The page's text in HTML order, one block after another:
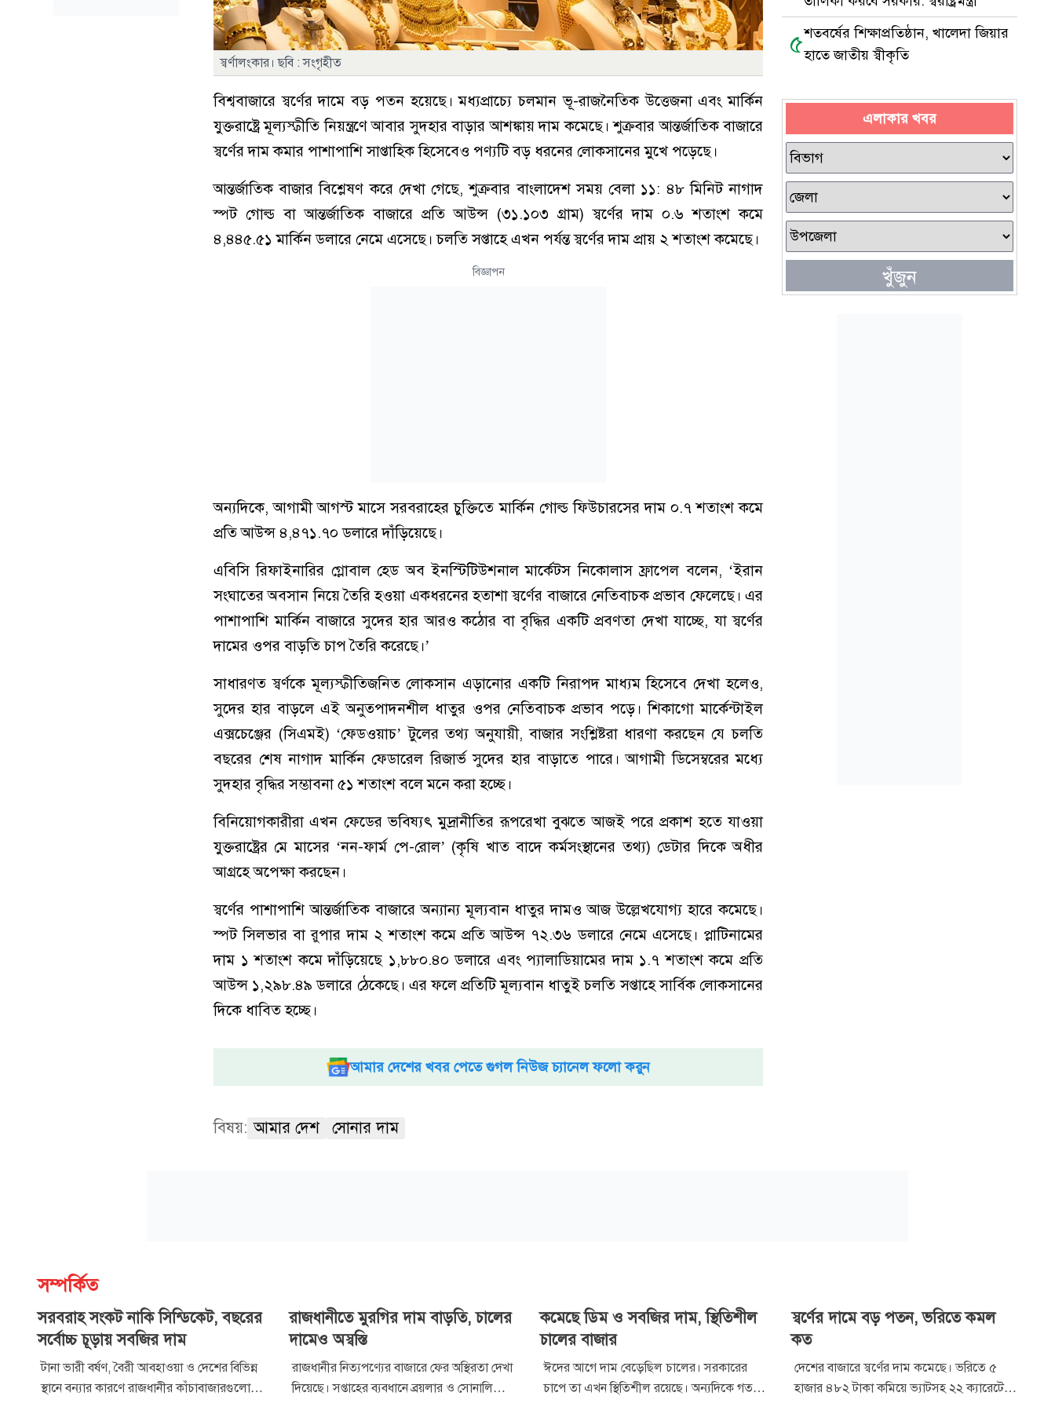
স্বর্ণালংকার। ছবি : সংগৃহীত
বিশ্ববাজারে স্বর্ণের দামে বড় পতন হয়েছে। মধ্যপ্রাচ্যে চলমান ভূ-রাজনৈতিক উত্তেজনা এবং মার্কিন
যুক্তরাষ্ট্রে মূল্যস্ফীতি নিয়ন্ত্রণে আবার সুদহার বাড়ার আশঙ্কায় দাম কমেছে। শুক্রবার আন্তর্জাতিক বাজারে
স্বর্ণের দাম কমার পাশাপাশি সাপ্তাহিক হিসেবেও পণ্যটি বড় ধরনের লোকসানের মুখে পড়েছে।
আন্তর্জাতিক বাজার বিশ্লেষণ করে দেখা গেছে, শুক্রবার বাংলাদেশ সময় বেলা ১১: ৪৮ মিনিট নাগাদ
স্পট গোল্ড বা আন্তর্জাতিক বাজারে প্রতি আউন্স (৩১.১০৩ গ্রাম) স্বর্ণের দাম ০.৬ শতাংশ কমে
৪,৪৪৫.৫১ মার্কিন ডলারে নেমে এসেছে। চলতি সপ্তাহে এখন পর্যন্ত স্বর্ণের দাম প্রায় ২ শতাংশ কমেছে।
বিজ্ঞাপন
অন্যদিকে, আগামী আগস্ট মাসে সরবরাহের চুক্তিতে মার্কিন গোল্ড ফিউচারসের দাম ০.৭ শতাংশ কমে
প্রতি আউন্স ৪,৪৭১.৭০ ডলারে দাঁড়িয়েছে।
এবিসি রিফাইনারির গ্লোবাল হেড অব ইনস্টিটিউশনাল মার্কেটস নিকোলাস ফ্রাপেল বলেন, ‘ইরান
সংঘাতের অবসান নিয়ে তৈরি হওয়া একধরনের হতাশা স্বর্ণের বাজারে নেতিবাচক প্রভাব ফেলেছে। এর
পাশাপাশি মার্কিন বাজারে সুদের হার আরও কঠোর বা বৃদ্ধির একটি প্রবণতা দেখা যাচ্ছে, যা স্বর্ণের
দামের ওপর বাড়তি চাপ তৈরি করেছে।’
সাধারণত স্বর্ণকে মূল্যস্ফীতিজনিত লোকসান এড়ানোর একটি নিরাপদ মাধ্যম হিসেবে দেখা হলেও,
সুদের হার বাড়লে এই অনুত্পাদনশীল ধাতুর ওপর নেতিবাচক প্রভাব পড়ে। শিকাগো মার্কেন্টাইল
এক্সচেঞ্জের (সিএমই) ‘ফেডওয়াচ’ টুলের তথ্য অনুযায়ী, বাজার সংশ্লিষ্টরা ধারণা করছেন যে চলতি
বছরের শেষ নাগাদ মার্কিন ফেডারেল রিজার্ভ সুদের হার বাড়াতে পারে। আগামী ডিসেম্বরের মধ্যে
সুদহার বৃদ্ধির সম্ভাবনা ৫১ শতাংশ বলে মনে করা হচ্ছে।
বিনিয়োগকারীরা এখন ফেডের ভবিষ্যৎ মুদ্রানীতির রূপরেখা বুঝতে আজই পরে প্রকাশ হতে যাওয়া
যুক্তরাষ্ট্রের মে মাসের ‘নন-ফার্ম পে-রোল’ (কৃষি খাত বাদে কর্মসংস্থানের তথ্য) ডেটার দিকে অধীর
আগ্রহে অপেক্ষা করছেন।
স্বর্ণের পাশাপাশি আন্তর্জাতিক বাজারে অন্যান্য মূল্যবান ধাতুর দামও আজ উল্লেখযোগ্য হারে কমেছে।
স্পট সিলভার বা রুপার দাম ২ শতাংশ কমে প্রতি আউন্স ৭২.৩৬ ডলারে নেমে এসেছে। প্লাটিনামের
দাম ১ শতাংশ কমে দাঁড়িয়েছে ১,৮৮০.৪০ ডলারে এবং প্যালাডিয়ামের দাম ১.৭ শতাংশ কমে প্রতি
আউন্স ১,২৯৮.৪৯ ডলারে ঠেকেছে। এর ফলে প্রতিটি মূল্যবান ধাতুই চলতি সপ্তাহে সার্বিক লোকসানের
দিকে ধাবিত হচ্ছে।
আমার দেশের খবর পেতে গুগল নিউজ চ্যানেল ফলো করুন
বিষয়: আমার দেশ সোনার দাম
৫শতবর্ষের শিক্ষাপ্রতিষ্ঠান, খালেদা জিয়ার
হাতে জাতীয় স্বীকৃতি
এলাকার খবর
খুঁজুন
সম্পর্কিত
সরবরাহ সংকট নাকি সিন্ডিকেট, বছরের
সর্বোচ্চ চূড়ায় সবজির দাম
টানা ভারী বর্ষণ, বৈরী আবহাওয়া ও দেশের বিভিন্ন
স্থানে বন্যার কারণে রাজধানীর কাঁচাবাজারগুলোয়
রাজধানীতে মুরগির দাম বাড়তি, চালের
দামেও অস্বস্তি
রাজধানীর নিত্যপণ্যের বাজারে ফের অস্থিরতা দেখা
দিয়েছে। সপ্তাহের ব্যবধানে ব্রয়লার ও সোনালি
কমেছে ডিম ও সবজির দাম, স্থিতিশীল
চালের বাজার
ঈদের আগে দাম বেড়েছিল চালের। সরকারের
চাপে তা এখন স্থিতিশীল রয়েছে। অন্যদিকে গত
স্বর্ণের দামে বড় পতন, ভরিতে কমল
কত
দেশের বাজারে স্বর্ণের দাম কমেছে। ভরিতে ৫
হাজার ৪৮২ টাকা কমিয়ে ভ্যাটসহ ২২ ক্যারেটের